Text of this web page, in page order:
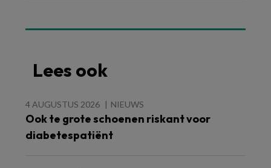
Lees ook
4 AUGUSTUS 2026 NIEUWS
Ook te grote schoenen riskant voor
diabetespatiënt